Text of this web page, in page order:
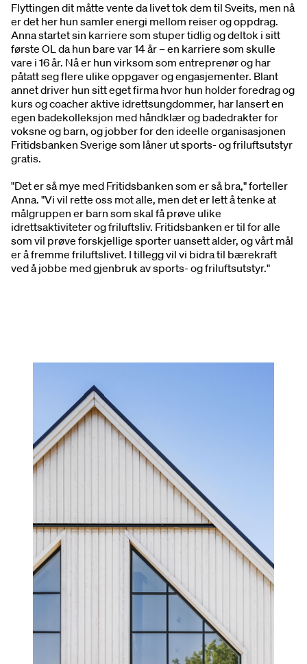
Flyttingen dit måtte vente da livet tok dem til Sveits, men nå
er det her hun samler energi mellom reiser og oppdrag.
Anna startet sin karriere som stuper tidlig og deltok i sitt
første OL da hun bare var 14 år – en karriere som skulle
vare i 16 år. Nå er hun virksom som entreprenør og har
påtatt seg flere ulike oppgaver og engasjementer. Blant
annet driver hun sitt eget firma hvor hun holder foredrag og
kurs og coacher aktive idrettsungdommer, har lansert en
egen badekolleksjon med håndklær og badedrakter for
voksne og barn, og jobber for den ideelle organisasjonen
Fritidsbanken Sverige som låner ut sports- og friluftsutstyr
gratis.
"Det er så mye med Fritidsbanken som er så bra," forteller
Anna. "Vi vil rette oss mot alle, men det er lett å tenke at
målgruppen er barn som skal få prøve ulike
idrettsaktiviteter og friluftsliv. Fritidsbanken er til for alle
som vil prøve forskjellige sporter uansett alder, og vårt mål
er å fremme friluftslivet. I tillegg vil vi bidra til bærekraft
ved å jobbe med gjenbruk av sports- og friluftsutstyr."